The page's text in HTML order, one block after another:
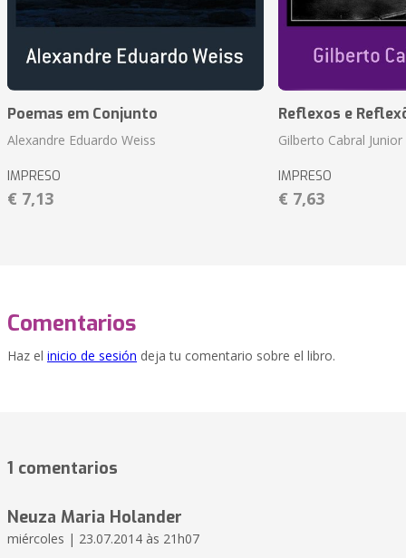
Poemas em Conjunto
Alexandre Eduardo Weiss
IMPRESO
€ 7,13
Reflexos e
Gilberto Cabral Junior
IMPRESO
€ 7,63
Comentarios
Haz el inicio de sesión deja tu comentario sobre el libro.
1 comentarios
Neuza Maria Holander
miércoles | 23.07.2014 às 21h07